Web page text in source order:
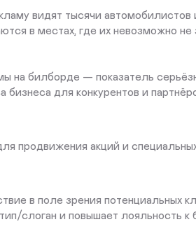
видят тысячи автомобилистов
в местах, где их невозможно не
на билборде — показатель
бизнеса для конкурентов и
продвижения акций и
в поле зрения потенциальных
слоган и повышает лояльность к